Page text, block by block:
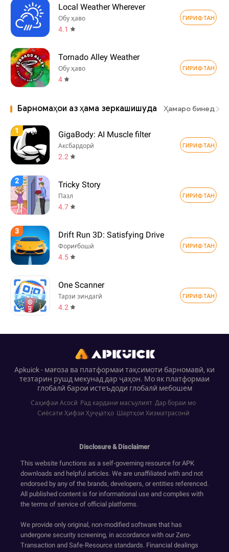
Local Weather Wherever
Обу ҳаво
4.1
ГИРИФТАН
Tornado Alley Weather
Обу ҳаво
4
ГИРИФТАН
Барномаҳои аз ҳама зеркашишуда Ҳамаро бинед
1 GigaBody: AI Muscle filter
Аксбардорӣ
2.2
ГИРИФТАН
2 Tricky Story
Пазл
4.7
ГИРИФТАН
3 Drift Run 3D: Satisfying Drive
Фориғбошӣ
4.5
ГИРИФТАН
One Scanner
Тарзи зиндагӣ
4.2
ГИРИФТАН
Apkuick - мағоза ва платформаи тақсимоти барномавӣ, ки
тезтарин рушд мекунад дар ҷаҳон. Мо як платформаи
глобалӣ барои истеъдоди глобалӣ мебошем
Саҳифаи Асосӣ Рад кардани масъулият Дар бораи мо
Сиёсати Ҳифзи Ҳуҷҷатҳо Шартҳои Хизматрасонӣ
Disclosure & Disclaimer
This website functions as a self-governing resource for APK
downloads and helpful articles. We are unaffiliated with and not
endorsed by any of the brands, developers, or entities referenced.
All published content is for informational use and complies with
the terms of service of official platforms.
We provide only original, non-modified software that has
undergone security screening, in accordance with our Zero-
Transaction and Safe-Resource standards. Financial dealings